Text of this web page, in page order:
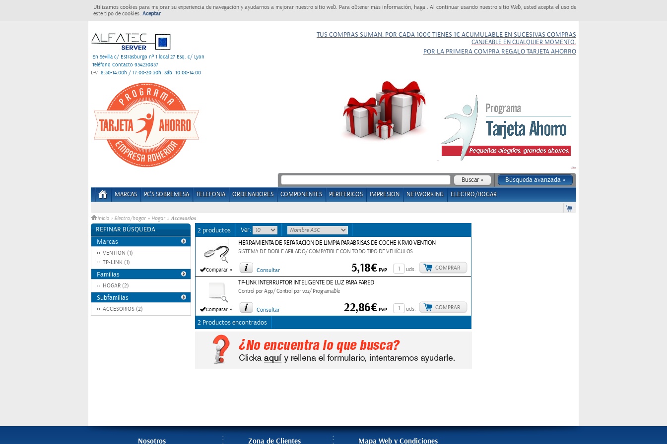
Utilizamos cookies para mejorar su experiencia de navegación y ayudarnos a mejorar nuestro sitio web. Para obtener más información, haga . Al continuar usando nuestro sitio Web, usted acepta el uso de
este tipo de cookies. Aceptar
En Sevilla c/ Estrasburgo nº 1 local 27 Esq. c/ Lyon
Teléfono Contacto 954230837
L-V 8:30-14:00h / 17:00-20:30h; Sáb. 10:00-14:00
TUS COMPRAS SUMAN. POR CADA 100€ TIENES 1€ ACUMULABLE EN SUCESIVAS COMPRAS
CANJEABLE EN CUALQUIER MOMENTO.
POR LA PRIMERA COMPRA REGALO TARJETA AHORRO
Búsqueda avanzada »
MARCAS PC'S SOBREMESA TELEFONIA ORDENADORES COMPONENTES PERIFERICOS IMPRESION NETWORKING ELECTRO/HOGAR
Inicio > Electro/hogar » Hogar » Accesorios
REFINAR BÚSQUEDA
Marcas
VENTION (1)
TP-LINK (1)
Familias
HOGAR (2)
Subfamilias
ACCESORIOS (2)
2 productos Ver:
Comparar »
HERRAMIENTA DE REPARACION DE LIMPIA PARABRISAS DE COCHE KRVI0 VENTION
SISTEMA DE DOBLE AFILADO/ COMPATIBLE CON TODO TIPO DE VEHÍCULOS
Consultar uds. COMPRAR
5,18€PVP
Comparar »
TP-LINK INTERRUPTOR INTELIGENTE DE LUZ PARA PARED
Control por App/ Control por voz/ Programable
Consultar uds. COMPRAR
22,86€PVP
2 Productos encontrados
Nosotros Zona de Clientes Mapa Web y Condiciones